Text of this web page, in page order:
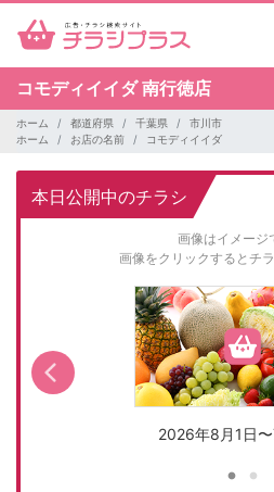
コモディイイダ南行徳店
ホーム 都道府県 千葉県
市川市
ホーム
お店の名前 コモディイイダ
本日公開中のチラシ
画像はイメージ
画像をクリックするとチ
2026年8月1日